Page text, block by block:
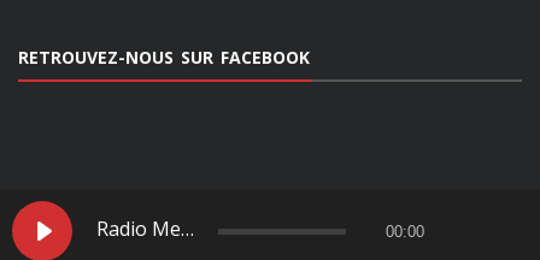
RETROUVEZ-NOUS SUR FACEBOOK
ACCUEIL
Radio Melodie Inter 00:00